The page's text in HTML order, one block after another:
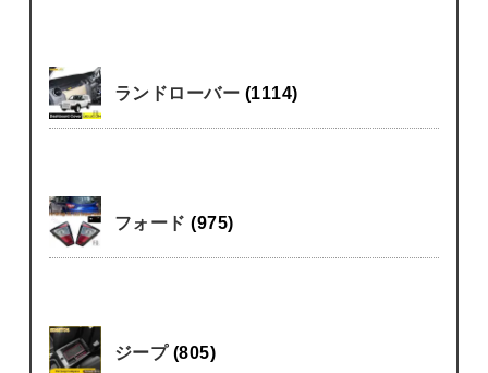
ランドローバー (1114)
フォード(975)
ジープ (805)